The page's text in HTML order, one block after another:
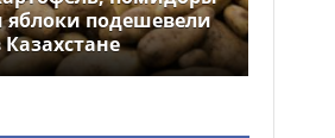
яблоки подешевели
Казахстане